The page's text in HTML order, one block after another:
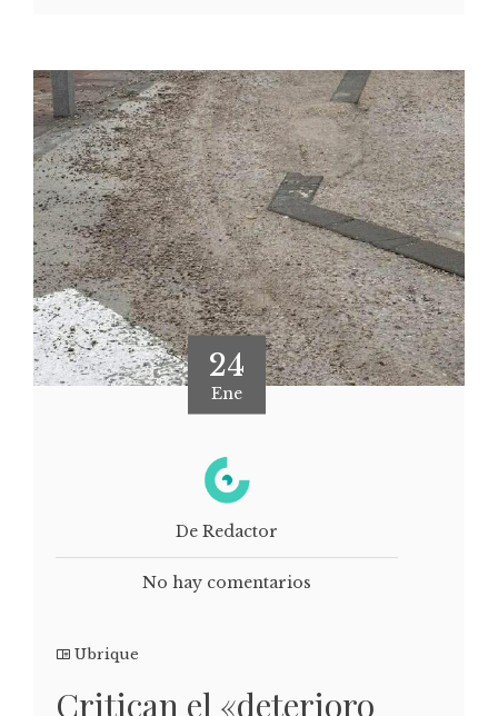
24
Ene
De Redactor
No hay comentarios
Ubrique
Critican el «deterioro